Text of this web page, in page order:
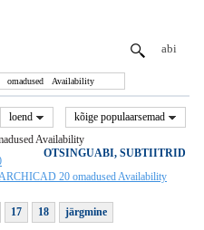
abi
loend
kõige populaarsemad
Availability
OTSINGUABI, SUBTIITRID
ARCHICAD 20 omadused Availability
17 18 järgmine